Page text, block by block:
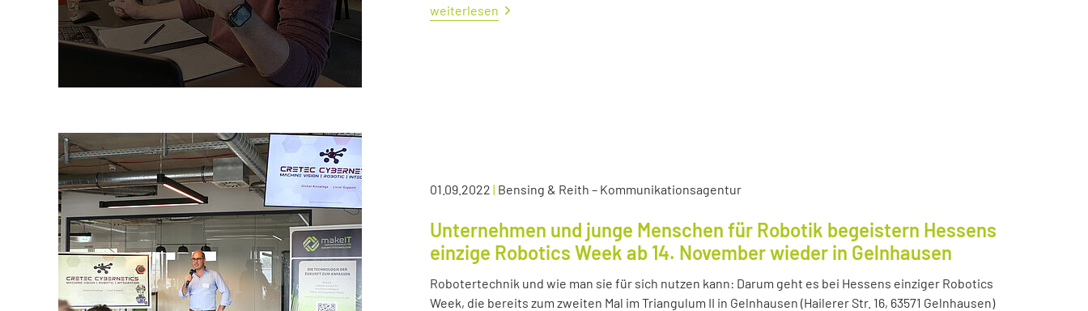
weiterlesen
01.09.2022 | Bensing & Reith – Kommunikationsagentur
Unternehmen und junge Menschen für Robotik begeistern Hessens
einzige Robotics Week ab 14. November wieder in Gelnhausen
Robotertechnik und wie man sie für sich nutzen kann: Darum geht es bei Hessens einziger Robotics
Week, die bereits zum zweiten Mal im Triangulum II in Gelnhausen (Hailerer Str. 16, 63571 Gelnhausen)